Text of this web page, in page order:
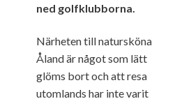
ned golfklubborna.
Närheten till natursköna
Åland är något som lätt
glöms bort och att resa
utomlands har inte varit